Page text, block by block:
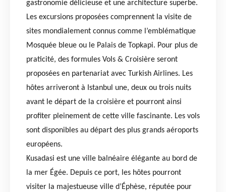
gastronomie délicieuse et une architecture superbe.
Les excursions proposées comprennent la visite de
sites mondialement connus comme l’emblématique
Mosquée bleue ou le Palais de Topkapi. Pour plus de
praticité, des formules Vols & Croisière seront
proposées en partenariat avec Turkish Airlines. Les
hôtes arriveront à Istanbul une, deux ou trois nuits
avant le départ de la croisière et pourront ainsi
profiter pleinement de cette ville fascinante. Les vols
sont disponibles au départ des plus grands aéroports
européens.
Kusadasi est une ville balnéaire élégante au bord de
la mer Égée. Depuis ce port, les hôtes pourront
visiter la majestueuse ville d’Éphèse, réputée pour